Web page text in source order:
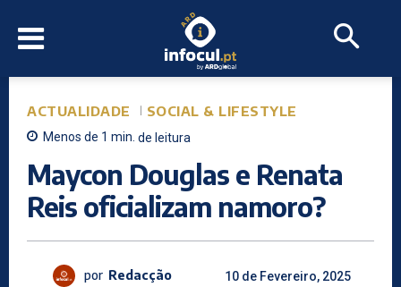
ACTUALIDADE SOCIAL & LIFESTYLE
Menos de 1 min. de leitura
Maycon Douglas e Renata
Reis oficializam namoro?
por Redacção 10 de Fevereiro, 2025